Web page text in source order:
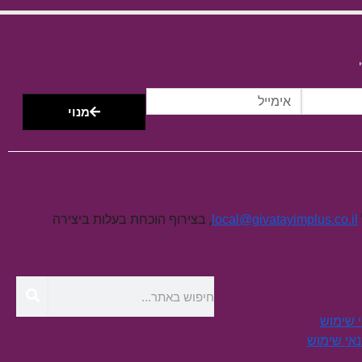
מנוי
local@givatayimplus.co.il , בצירוף הוכחת בעלות ביצירה
שימוש
שימוש